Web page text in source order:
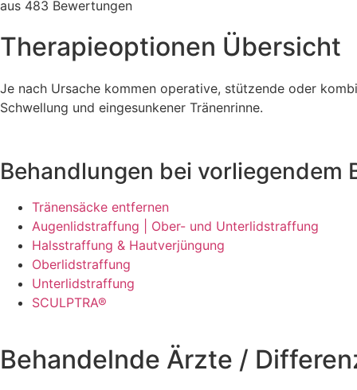
aus 483 Bewertungen
Therapieoptionen Übersicht
Je nach Ursache kommen operative, stützende oder
Schwellung und eingesunkener Tränenrinne.
Behandlungen bei vorliegendem
Tränensäcke entfernen
Augenlidstraffung | Ober- und Unterlidstraffung
Halsstraffung & Hautverjüngung
Oberlidstraffung
Unterlidstraffung
SCULPTRA®
Behandelnde Ärzte /